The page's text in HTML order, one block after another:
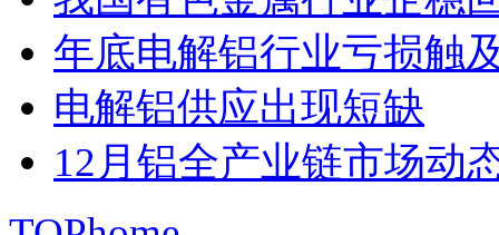
年底电解铝行业亏损触
电解铝供应出现短缺
12月铝全产业链市场动